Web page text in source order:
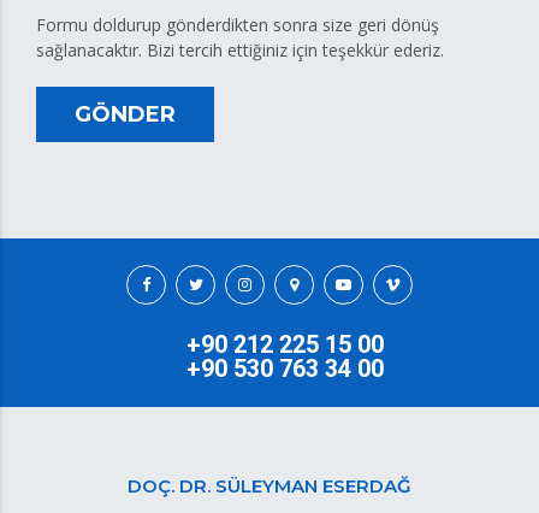
Formu doldurup gönderdikten sonra size geri dönüş
sağlanacaktır. Bizi tercih ettiğiniz için teşekkür ederiz.
GÖNDER
+90 212 225 15 00
+90 530 763 34 00
DOÇ. DR. SÜLEYMAN ESERDAĞ